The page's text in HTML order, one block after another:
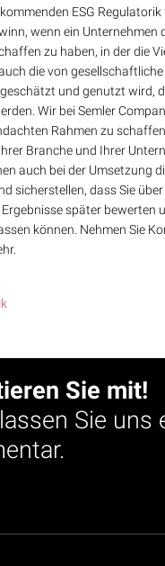
ESG
wenn ein Unternehmen
zu haben, in der die
die von
und genutzt wird,
Wir bei Semler
Rahmen zu
Branche und Ihrer
auch bei der Umsetzung
sicherstellen, dass Sie
Ergebnisse später bewerten
können. Nehmen Sie
Sie mit!
Sie uns